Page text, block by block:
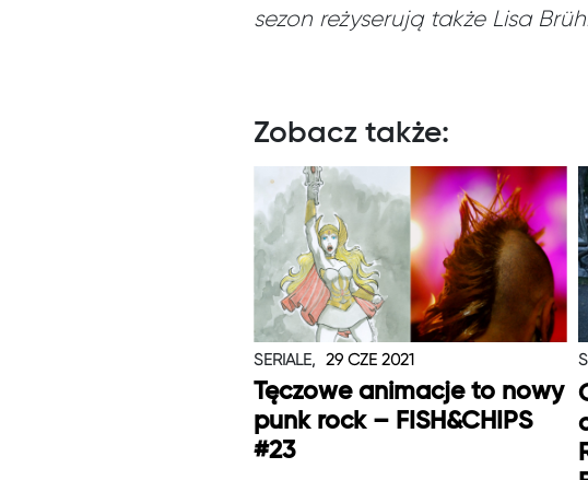
sezon reżyserują także Lisa
Zobacz także:
SERIALE, 29 CZE 2021
Tęczowe animacje to nowy
punk rock – FISH&CHIPS
#23